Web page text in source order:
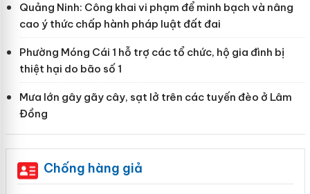
Quảng Ninh: Công khai vi phạm để minh bạch và nâng
cao ý thức chấp hành pháp luật đất đai
Phường Móng Cái 1 hỗ trợ các tổ chức, hộ gia đình bị
thiệt hại do bão số 1
Mưa lớn gây gãy cây, sạt lở trên các tuyến đèo ở Lâm
Đồng
Chống hàng giả